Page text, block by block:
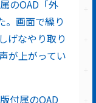
のOAD「外
。画面で繰り
げなやり取り
が上がってい
付属のOAD